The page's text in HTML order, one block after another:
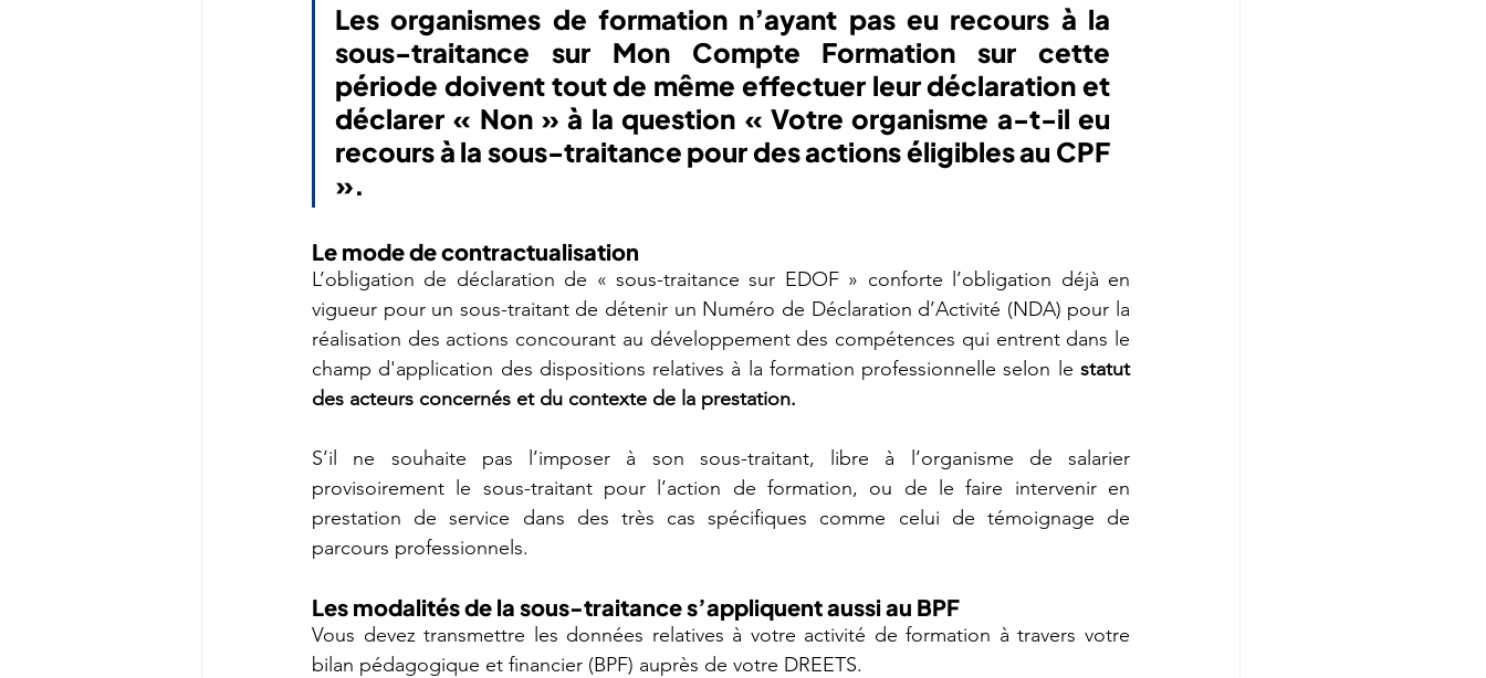
Les organismes de formation n’ayant pas eu recours à la
sous-traitance sur Mon Compte Formation sur cette
période doivent tout de même effectuer leur déclaration et
déclarer « Non » à la question « Votre organisme a-t-il eu
recours à la sous-traitance pour des actions éligibles au CPF
».
Le mode de contractualisation
L’obligation de déclaration de « sous-traitance sur EDOF » conforte l’obligation déjà en
vigueur pour un sous-traitant de détenir un Numéro de Déclaration d’Activité (NDA) pour la
réalisation des actions concourant au développement des compétences qui entrent dans le
champ d'application des dispositions relatives à la formation professionnelle selon le statut
des acteurs concernés et du contexte de la prestation.
S’il ne souhaite pas l’imposer à son sous-traitant, libre à l’organisme de salarier
provisoirement le sous-traitant pour l’action de formation, ou de le faire intervenir en
prestation de service dans des très cas spécifiques comme celui de témoignage de
parcours professionnels.
Les modalités de la sous-traitance s’appliquent aussi au BPF
Vous devez transmettre les données relatives à votre activité de formation à travers votre
bilan pédagogique et financier (BPF) auprès de votre DREETS.